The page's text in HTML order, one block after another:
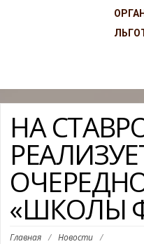
НА
«ШКОЛЫ
Главная / Новости
/